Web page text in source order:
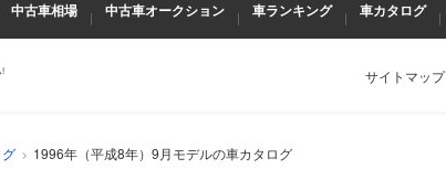
中古車相場 中古車オークション 車ランキング 車カタログ
!
サイトマップ
1996年（平成8年）9月モデルの車カタログ